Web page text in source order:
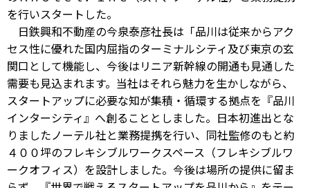
を行いスタートした。
日鉄興和不動産の今泉泰彦社長は「品川は従来からアク
セス性に優れた国内屈指のターミナルシティ及び東京の玄
関口として機能し、今後はリニア新幹線の開通も見通した
需要も見込まれます。当社はそれら魅力を生かしながら、
スタートアップに必要な知が集積・循環する拠点を『品川
インターシティ』へ創ることとしました。日本初進出とな
りましたノーテル社と業務提携を行い、同社監修のもと約
４００坪のフレキシブルワークスペース（フレキシブルワ
ークオフィス）を設計しました。今後は場所の提供に留ま